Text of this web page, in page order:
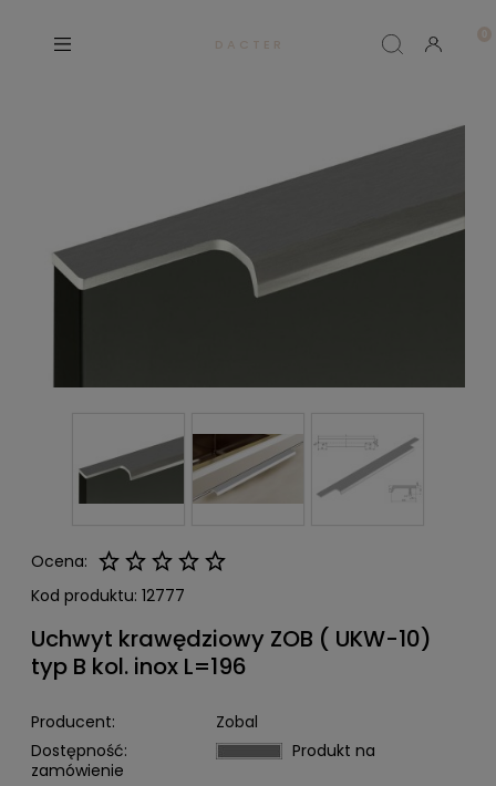
D A C T E R
Ocena:
Kod produktu: 12777
Uchwyt krawędziowy ZOB ( UKW-10)
typ B kol. inox L=196
Producent:
Zobal
Dostępność:
Produkt na
zamówienie